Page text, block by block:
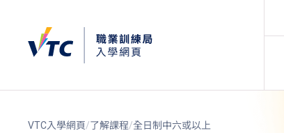
VTC入學網頁 了解課程 全日制中六或以上